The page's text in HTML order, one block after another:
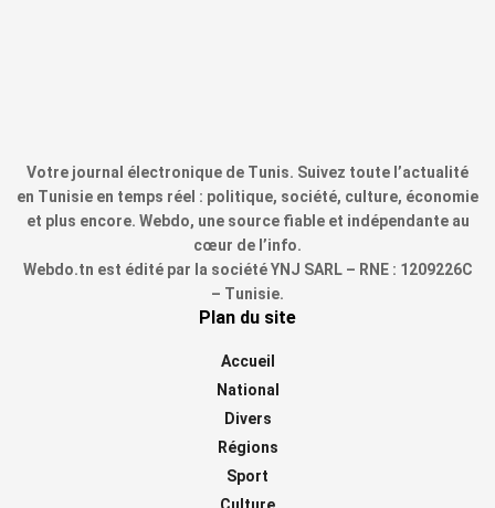
Votre journal électronique de Tunis. Suivez toute l’actualité
en Tunisie en temps réel : politique, société, culture, économie
et plus encore. Webdo, une source fiable et indépendante au
cœur de l’info.
Webdo.tn est édité par la société YNJ SARL – RNE : 1209226C
– Tunisie.
Plan du site
Accueil
National
Divers
Régions
Sport
Culture